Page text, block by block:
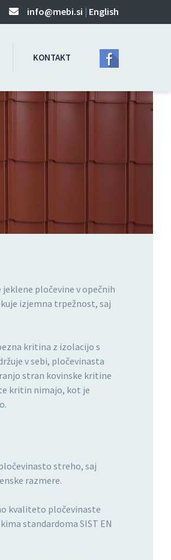
info@mebi.si | English
KONTAKT
pločevine v opečnih
izjemna trpežnost, saj
kritina z izolacijo s
v sebi, pločevinasta
stran kovinske kritine
kritin nimajo, kot je
streho, saj
razmere.
kvaliteto pločevinaste
standardoma SIST EN